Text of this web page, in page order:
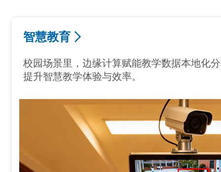
智慧教育
校园场景里，边缘计算赋能教学数据本地化
提升智慧教学体验与效率。